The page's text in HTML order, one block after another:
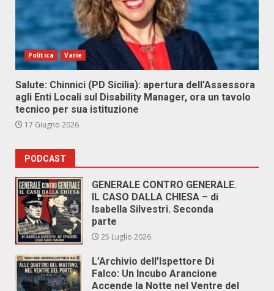
Politica Varie
Salute: Chinnici (PD Sicilia): apertura dell’Assessora
agli Enti Locali sul Disability Manager, ora un tavolo
tecnico per sua istituzione
17 Giugno 2026
PODCAST
GENERALE CONTRO GENERALE.
IL CASO DALLA CHIESA – di
Isabella Silvestri. Seconda
parte
25 Luglio 2026
L’Archivio dell’Ispettore Di
Falco: Un Incubo Arancione
Accende la Notte nel Ventre del